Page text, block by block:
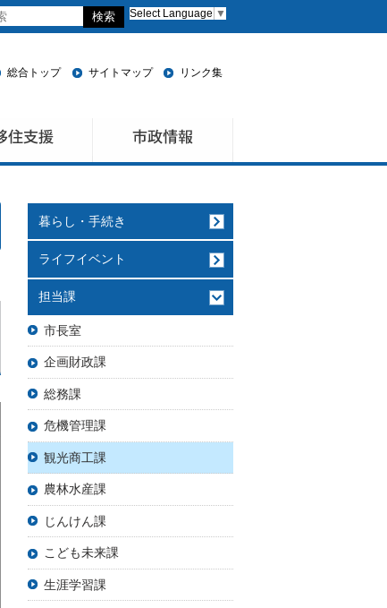
Select Language ▼
総合トップ サイトマップ リンク集
暮らし・手続き
ライフイベント
担当課
市長室
企画財政課
総務課
危機管理課
観光商工課
農林水産課
じんけん課
こども未来課
生涯学習課